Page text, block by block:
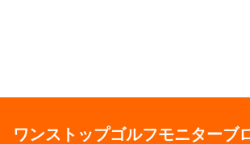
ワンストップゴルフモニターブ